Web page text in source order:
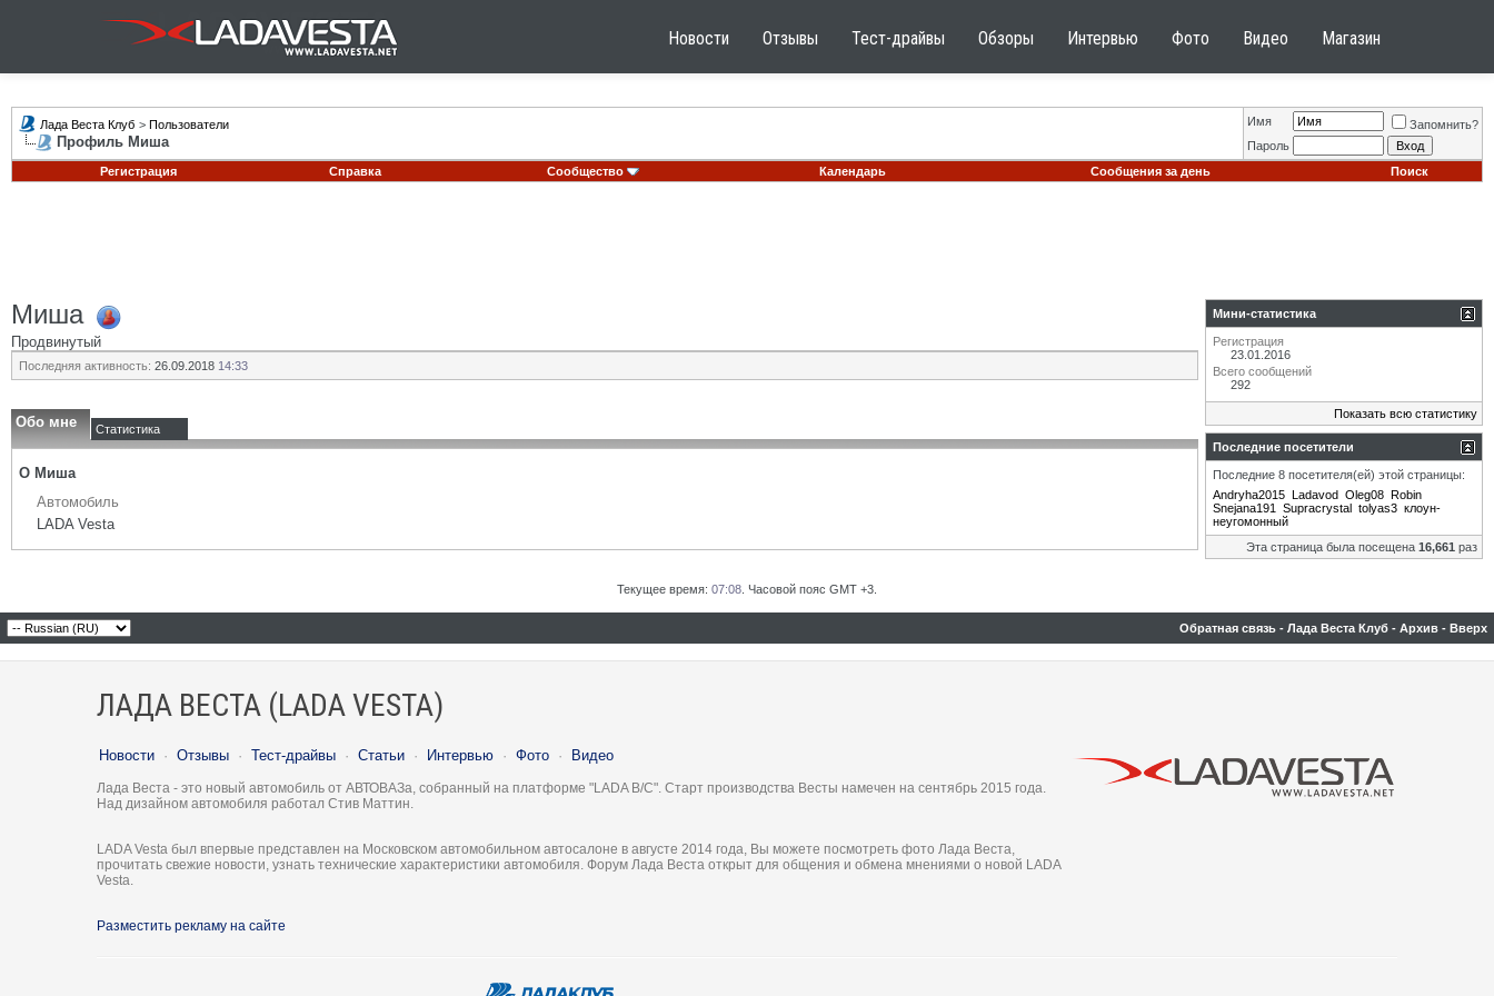
Новости Отзывы Тест-драйвы Обзоры Интервью Фото Видео Магазин
Лада Веста Клуб > Пользователи
Профиль Миша
Имя
Запомнить?
Пароль
Регистрация
Справка Сообщество Календарь Сообщения за день Поиск
Миша
Продвинутый
Последняя активность: 26.09.2018 14:33
Обо мне Статистика
О Миша
Автомобиль
LADA Vesta
Мини-статистика
Регистрация
23.01.2016
Всего сообщений
292
Показать всю статистику
Последние посетители
Последние 8 посетителя(ей) этой страницы:
Andryha2015 Ladavod Oleg08 Robin
Snejana191
Supracrystal tolyas3 клоун-
неугомонный
Эта страница была посещена 16,661 раз
Текущее время: 07:08 . Часовой пояс GMT +3.
Обратная связь - Лада Веста Клуб - Архив - Вверх
ЛАДА ВЕСТА (LADA VESTA)
Новости · Отзывы · Тест-драйвы · Статьи · Интервью · Фото · Видео
Лада Веста - это новый автомобиль от АВТОВАЗа, собранный на платформе "LADA B/C". Старт производства Весты намечен на сентябрь 2015 года.
Над дизайном автомобиля работал Стив Маттин.
LADA Vesta был впервые представлен на Московском автомобильном автосалоне в августе 2014 года, Вы можете посмотреть фото Лада Веста,
прочитать свежие новости, узнать технические характеристики автомобиля. Форум Лада Веста открыт для общения и обмена мнениями о новой LADA
Vesta.
Разместить рекламу на сайте